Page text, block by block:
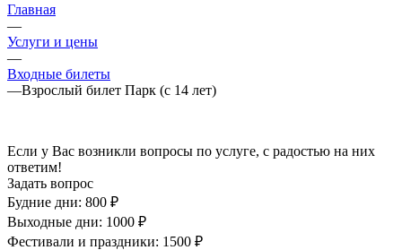
Главная
—
Услуги и цены
—
Входные билеты
—Взрослый билет Парк (с 14 лет)
Если у Вас возникли вопросы по услуге, с радостью на них
ответим!
Задать вопрос
Будние дни: 800 ₽
Выходные дни: 1000 ₽
Фестивали и праздники: 1500 ₽